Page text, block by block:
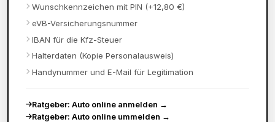
Wunschkennzeichen mit PIN (+12,80 €)
eVB-Versicherungsnummer
IBAN für die Kfz-Steuer
Halterdaten (Kopie Personalausweis)
Handynummer und E-Mail für Legitimation
Ratgeber: Auto online anmelden →
Ratgeber: Auto online ummelden →